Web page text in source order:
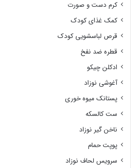
کرم دست و صورت
کمک غذای کودک
قرص لباسشویی کودک
قطره ضد نفخ
ادکلن چیکو
آغوشی نوزاد
پستانک میوه خوری
ست کالسکه
ناخن گیر نوزاد
پوپت حمام
سرویس لحاف نوزاد